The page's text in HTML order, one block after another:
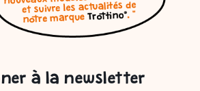
à la newsletter